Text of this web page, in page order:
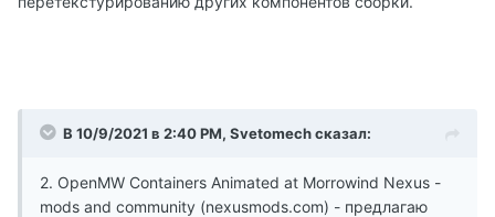
В 10/9/2021 в 2:40 PM, Svetomech сказал:
2. OpenMW Containers Animated at Morrowind Nexus -
mods and community (nexusmods.com) - предлагаю